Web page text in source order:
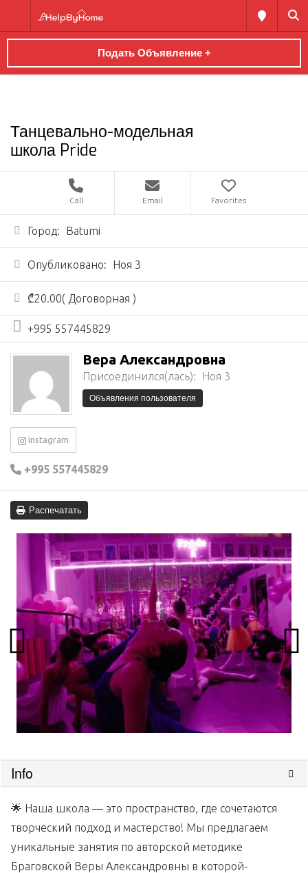
Подать Объявление +
Танцевально-модельная
школа Pride
Call Email Favorites
Город: Batumi
Опубликовано: Ноя 3
₾20.00( Договорная )
+995 557445829
Вера Александровна
Присоединился(лась): Ноя 3
Объявления пользователя
instagram
+995 557445829
Распечатать
Info
🌟 Наша школа — это пространство, где сочетаются
творческий подход и мастерство! Мы предлагаем
уникальные занятия по авторской методике
Браговской Веры Александровны в которой-